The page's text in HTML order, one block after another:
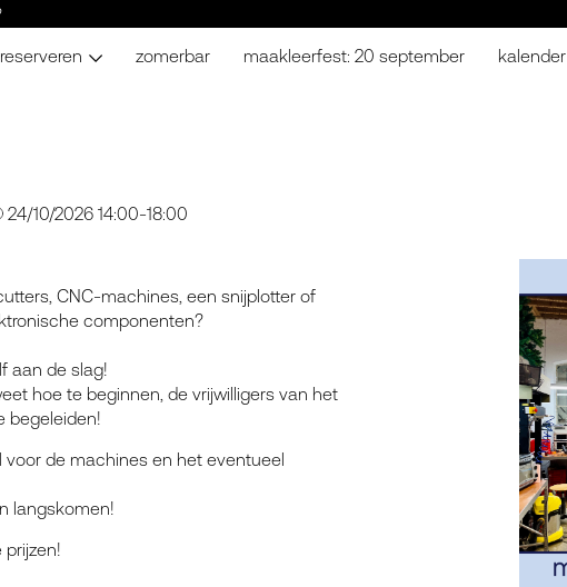
reserveren zomerbar maakleerfest: 20 september kalender
24/10/2026 14:00-18:00
CNC-machines, een snijplotter of
componenten?
aan de slag!
hoe te beginnen, de vrijwilligers van het
begeleiden!
voor de machines en het eventueel
langskomen!